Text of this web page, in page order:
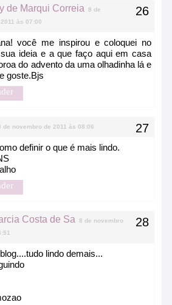
de Marqui Correia
8 de
às 07:00
você me inspirou e coloquei no
ideia e a que faço aqui em casa
do advento da uma olhadinha lá e
goste.Bjs
de novembro de 2011 às 08:06
definir o que é mais lindo.
Costa de Sa
8 de novembro
lindo demais...